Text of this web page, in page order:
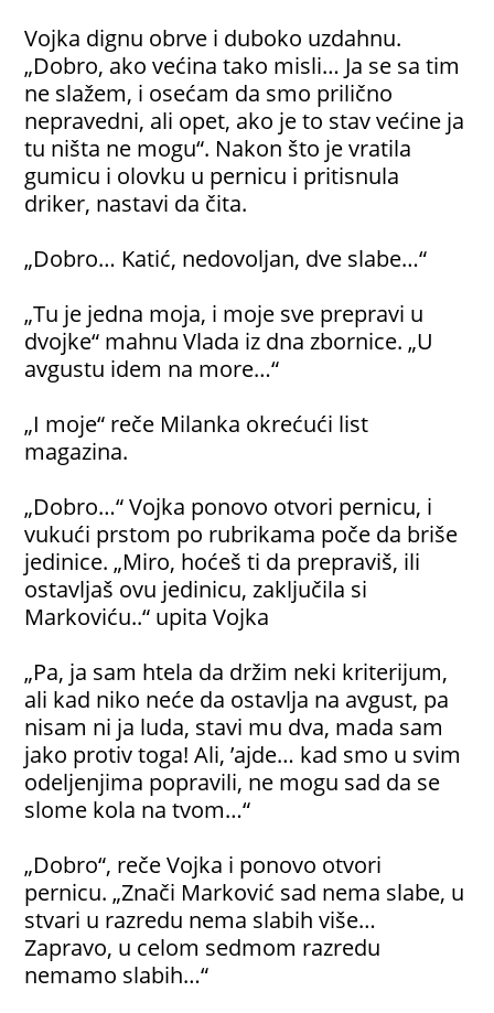
Vojka dignu obrve i duboko uzdahnu.
„Dobro, ako većina tako misli… Ja se sa tim
ne slažem, i osećam da smo prilično
nepravedni, ali opet, ako je to stav većine ja
tu ništa ne mogu“. Nakon što je vratila
gumicu i olovku u pernicu i pritisnula
driker, nastavi da čita.
„Dobro… Katić, nedovoljan, dve slabe…“
„Tu je jedna moja, i moje sve prepravi u
dvojke“ mahnu Vlada iz dna zbornice. „U
avgustu idem na more…“
„I moje“ reče Milanka okrećući list
magazina.
„Dobro…“ Vojka ponovo otvori pernicu, i
vukući prstom po rubrikama poče da briše
jedinice. „Miro, hoćeš ti da prepraviš, ili
ostavljaš ovu jedinicu, zaključila si
Markoviću..“ upita Vojka
„Pa, ja sam htela da držim neki kriterijum,
ali kad niko neće da ostavlja na avgust, pa
nisam ni ja luda, stavi mu dva, mada sam
jako protiv toga! Ali, ’ajde… kad smo u svim
odeljenjima popravili, ne mogu sad da se
slome kola na tvom…“
„Dobro“, reče Vojka i ponovo otvori
pernicu. „Znači Marković sad nema slabe, u
stvari u razredu nema slabih više…
Zapravo, u celom sedmom razredu
nemamo slabih…“